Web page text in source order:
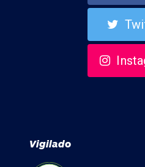
Vigilado